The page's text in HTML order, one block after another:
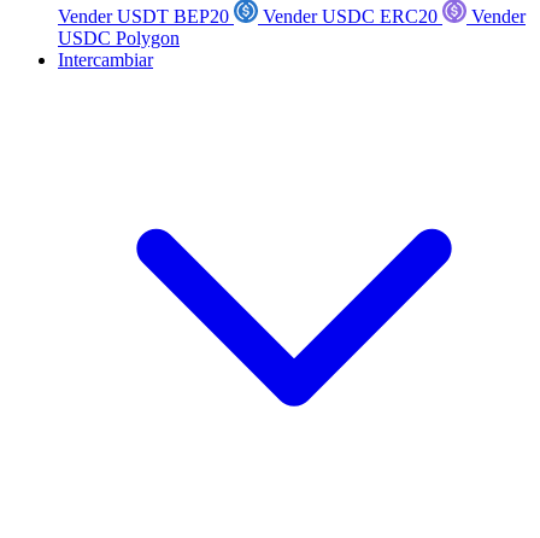
Vender USDT BEP20
Vender USDC ERC20
Vender
USDC Polygon
Intercambiar